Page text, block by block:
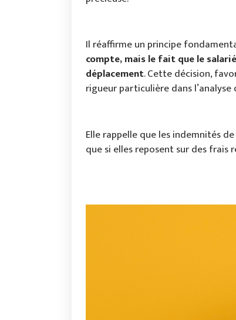
Il réaffirme un principe
compte, mais le fait que le
déplacement. Cette décision,
rigueur particulière dans
Elle rappelle que les indemnités
que si elles reposent sur des frais